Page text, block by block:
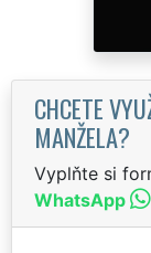
CHCETE
MANŽELA?
Vyplňte si
WhatsApp